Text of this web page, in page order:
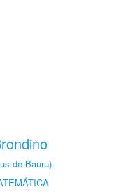
de Bauru)